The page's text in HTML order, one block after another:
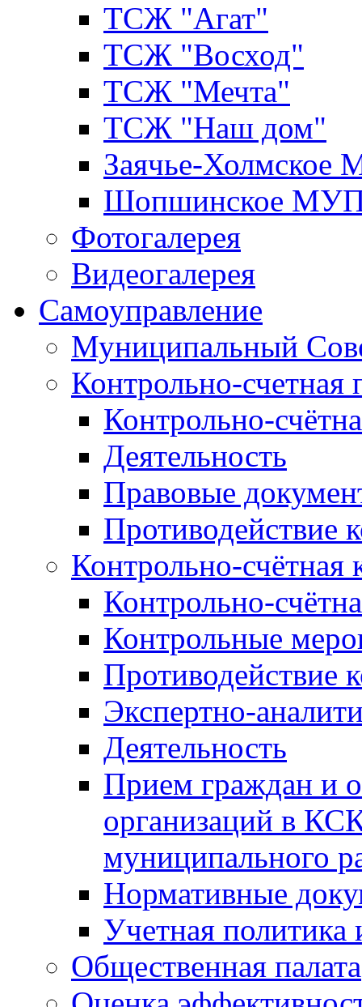
ТСЖ "Агат"
ТСЖ "Восход"
ТСЖ "Мечта"
ТСЖ "Наш дом"
Заячье-
Шопшинское
Фотогалерея
Видеогалерея
Самоуправление
Муниципальный
Контрольно-счетная
Контрольно-
Деятельность
Правовые
Противодействие
Контрольно-счётная
Контрольно-
Контрольные
Противодействие
Экспертно-
Деятельность
Прием граждан и
организаций в
муниципального
Нормативные
Учетная политика
Общественная палата